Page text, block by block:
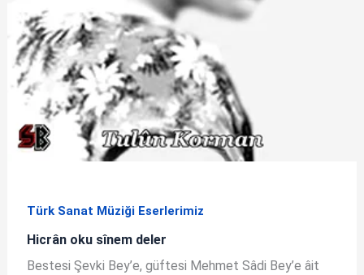
Türk Sanat Müziği Eserlerimiz
Hicrân oku sînem deler
Bestesi Şevki Bey’e, güftesi Mehmet Sâdi Bey’e âit